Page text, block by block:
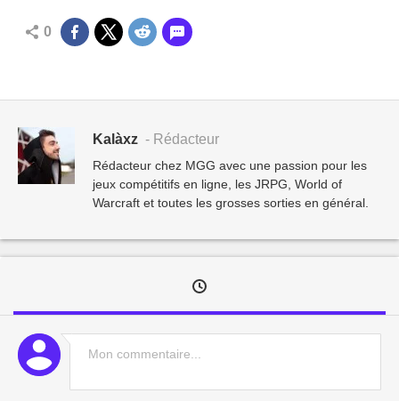
0
Kalàxz - Rédacteur
Rédacteur chez MGG avec une passion pour les
jeux compétitifs en ligne, les JRPG, World of
Warcraft et toutes les grosses sorties en général.